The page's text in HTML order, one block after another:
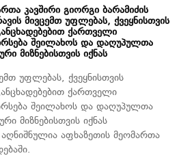
კავშირი გიორგი ბარამიძის
მივცემთ უფლებას, ქვეყნისთვის
ქართველი
შეილახოს და დაღუპულთა
მიზნებისთვის იქნას
უფლებას, ქვეყნისთვის
ქართველი
შეილახოს და დაღუპულთა
მიზნებისთვის იქნას
აფხაზეთის მეომართა